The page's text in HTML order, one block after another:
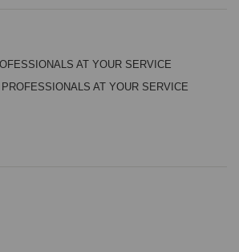
PROFESSIONALS AT YOUR SERVICE